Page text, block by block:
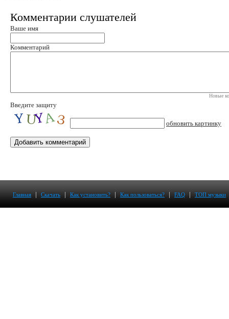
Комментарии слушателей
Ваше имя
Комментарий
Новые
Введите защиту
обновить картинку
Главная | Скачать | Как установить? | Как пользоваться? | FAQ | ТОП музыки